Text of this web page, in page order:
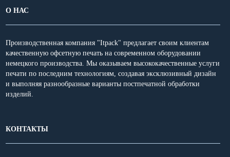
О НАС
Производственная компания "Itpack" предлагает своим клиентам
качественную офсетную печать на современном оборудовании
немецкого производства. Мы оказываем высококачественные услуги
печати по последним технологиям, создавая эксклюзивный дизайн
и выполняя разнообразные варианты постпечатной обработки
изделий.
КОНТАКТЫ